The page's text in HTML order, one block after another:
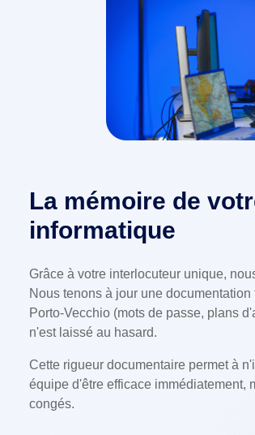
La mémoire de
informatique
Grâce à votre interlocuteur unique,
Nous tenons à jour une
Porto-Vecchio (mots de passe, plans
n'est laissé au hasard.
Cette rigueur documentaire permet à
équipe d'être efficace immédiatement,
congés.